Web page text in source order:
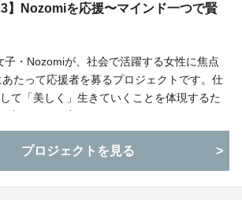
Nozomiを応援〜マインド一つで賢
・Nozomiが、社会で活躍する女性に焦点
たって応援者を募るプロジェクトです。仕
て「美しく」生きていくことを体現するた
ファンディングです！
プロジェクトを見る